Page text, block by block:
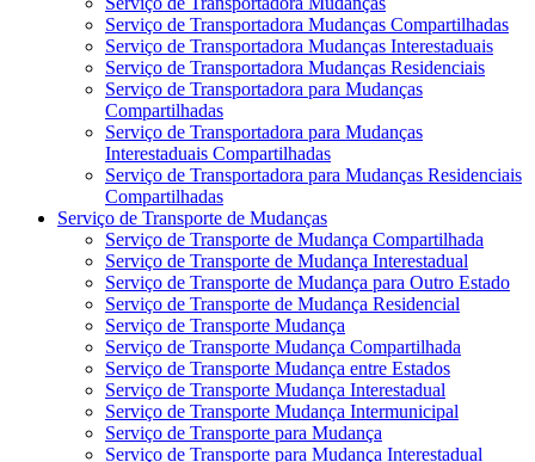
Serviço de Transportadora Mudanças Compartilhadas
Serviço de Transportadora Mudanças Interestaduais
Serviço de Transportadora Mudanças Residenciais
Serviço de Transportadora para Mudanças
Compartilhadas
Serviço de Transportadora para Mudanças
Interestaduais Compartilhadas
Serviço de Transportadora para Mudanças Residenciais
Compartilhadas
Serviço de Transporte de Mudanças
Serviço de Transporte de Mudança Compartilhada
Serviço de Transporte de Mudança Interestadual
Serviço de Transporte de Mudança para Outro Estado
Serviço de Transporte de Mudança Residencial
Serviço de Transporte Mudança
Serviço de Transporte Mudança Compartilhada
Serviço de Transporte Mudança entre Estados
Serviço de Transporte Mudança Interestadual
Serviço de Transporte Mudança Intermunicipal
Serviço de Transporte para Mudança
Serviço de Transporte para Mudança Interestadual